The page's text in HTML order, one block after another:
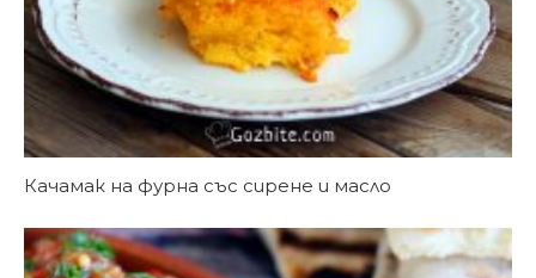
Качамак на фурна със сирене и масло